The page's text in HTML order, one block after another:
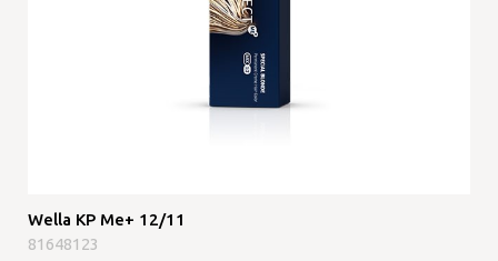
Wella KP Me+ 12/11
81648123